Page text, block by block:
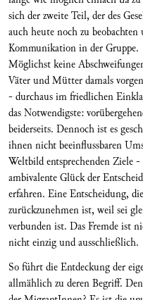
sich der zweite Teil, der des
auch heute noch zu
Kommunikation in der Gruppe.
Möglichst keine
Väter und Mütter damals
- durchaus im friedlichen
das Notwendigste:
beiderseits. Dennoch ist es
ihnen nicht beeinflussbaren
Weltbild entsprechenden Ziele
ambivalente Glück der
erfahren. Eine Entscheidung,
zurückzunehmen ist, weil sei
verbunden ist. Das Fremde ist
nicht einzig und ausschließlich.
So führt die Entdeckung der
allmählich zu deren Begriff.